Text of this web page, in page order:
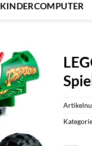
KINDERCOMPUTER